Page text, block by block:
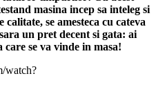
masina incep sa inteleg si
se amesteca cu cateva
un pret decent si gata: ai
se va vinde in masa!
watch?